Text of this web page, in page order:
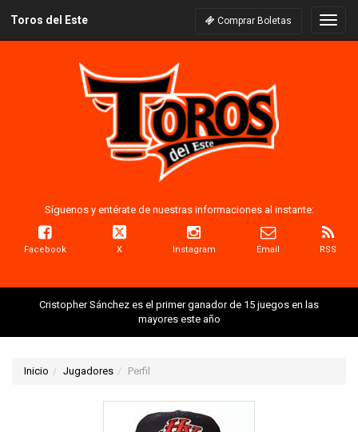
Toros del Este Comprar Boletas
Síguenos y entérate de nuestras informaciones al instante:
Facebook X Instagram Email RSS
Cristopher Sánchez es el primer ganador de 15 juegos en las
mayores este año
Inicio Jugadores Perfil